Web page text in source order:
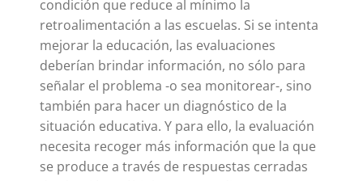
condición que reduce al mínimo la
retroalimentación a las escuelas. Si se intenta
mejorar la educación, las evaluaciones
deberían brindar información, no sólo para
señalar el problema -o sea monitorear-, sino
también para hacer un diagnóstico de la
situación educativa. Y para ello, la evaluación
necesita recoger más información que la que
se produce a través de respuestas cerradas